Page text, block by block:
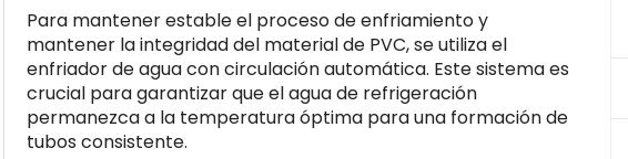
Para mantener estable el proceso de enfriamiento y
mantener la integridad del material de PVC, se utiliza el
enfriador de agua con circulación automática. Este sistema es
crucial para garantizar que el agua de refrigeración
permanezca a la temperatura óptima para una formación de
tubos consistente.